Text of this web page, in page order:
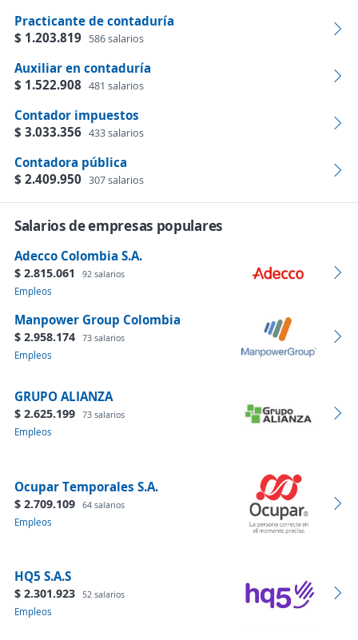
Practicante de contaduría
$ 1.203.819 586 salarios
Auxiliar en contaduría
$ 1.522.908 481 salarios
Contador impuestos
$ 3.033.356 433 salarios
Contadora pública
$ 2.409.950 307 salarios
Salarios de empresas populares
Adecco Colombia S.A.
$ 2.815.061 92 salarios
Empleos
Manpower Group Colombia
$ 2.958.174 73 salarios
Empleos
GRUPO ALIANZA
$ 2.625.199 73 salarios
Empleos
Ocupar Temporales S.A.
$ 2.709.109 64 salarios
Empleos
HQ5 S.A.S
$ 2.301.923 52 salarios
Empleos